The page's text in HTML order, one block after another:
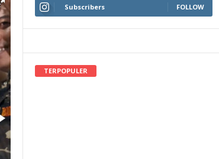
Subscribers FOLLOW